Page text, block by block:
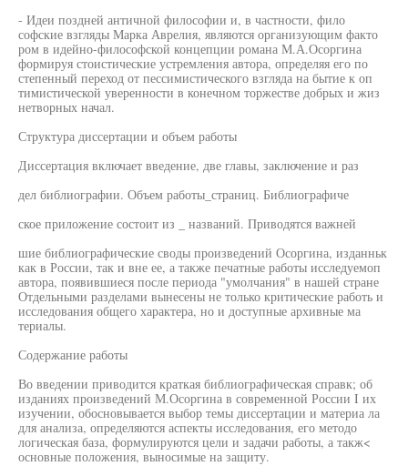
- Идеи поздней античной философии и, в частности, фило
софские взгляды Марка Аврелия, являются организующим факто
ром в идейно-философской концепции романа М.А.Осоргина
формируя стоистические устремления автора, определяя его по
степенный переход от пессимистического взгляда на бытие к оп
тимистической уверенности в конечном торжестве добрых и жиз
нетворных начал.
Структура диссертации и объем работы
Диссертация включает введение, две главы, заключение и раз
дел библиографии. Объем работы_страниц. Библиографиче
ское приложение состоит из _ названий. Приводятся важней
шие библиографические своды произведений Осоргина, изданньк
как в России, так и вне ее, а также печатные работы исследуемоп
автора, появившиеся после периода "умолчания" в нашей стране
Отдельными разделами вынесены не только критические работь и
исследования общего характера, но и доступные архивные ма
териалы.
Содержание работы
Во введении приводится краткая библиографическая справк; об
изданиях произведений М.Осоргина в современной России I их
изучении, обосновывается выбор темы диссертации и материа ла
для анализа, определяются аспекты исследования, его методо
логическая база, формулируются цели и задачи работы, а такж<
основные положения, выносимые на защиту.